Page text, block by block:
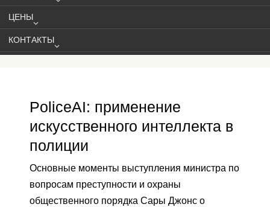
ЦЕНЫ
КОНТАКТЫ
PoliceAI: применение
искусственного интеллекта в
полиции
Основные моменты выступления министра по
вопросам преступности и охраны
общественного порядка Сары Джонс о